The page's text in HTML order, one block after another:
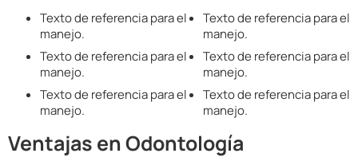
Texto de referencia para el
manejo.
Texto de referencia para el
manejo.
Texto de referencia para el
manejo.
Texto de referencia para el
manejo.
Texto de referencia para el
manejo.
Texto de referencia para el
manejo.
Ventajas en Odontología